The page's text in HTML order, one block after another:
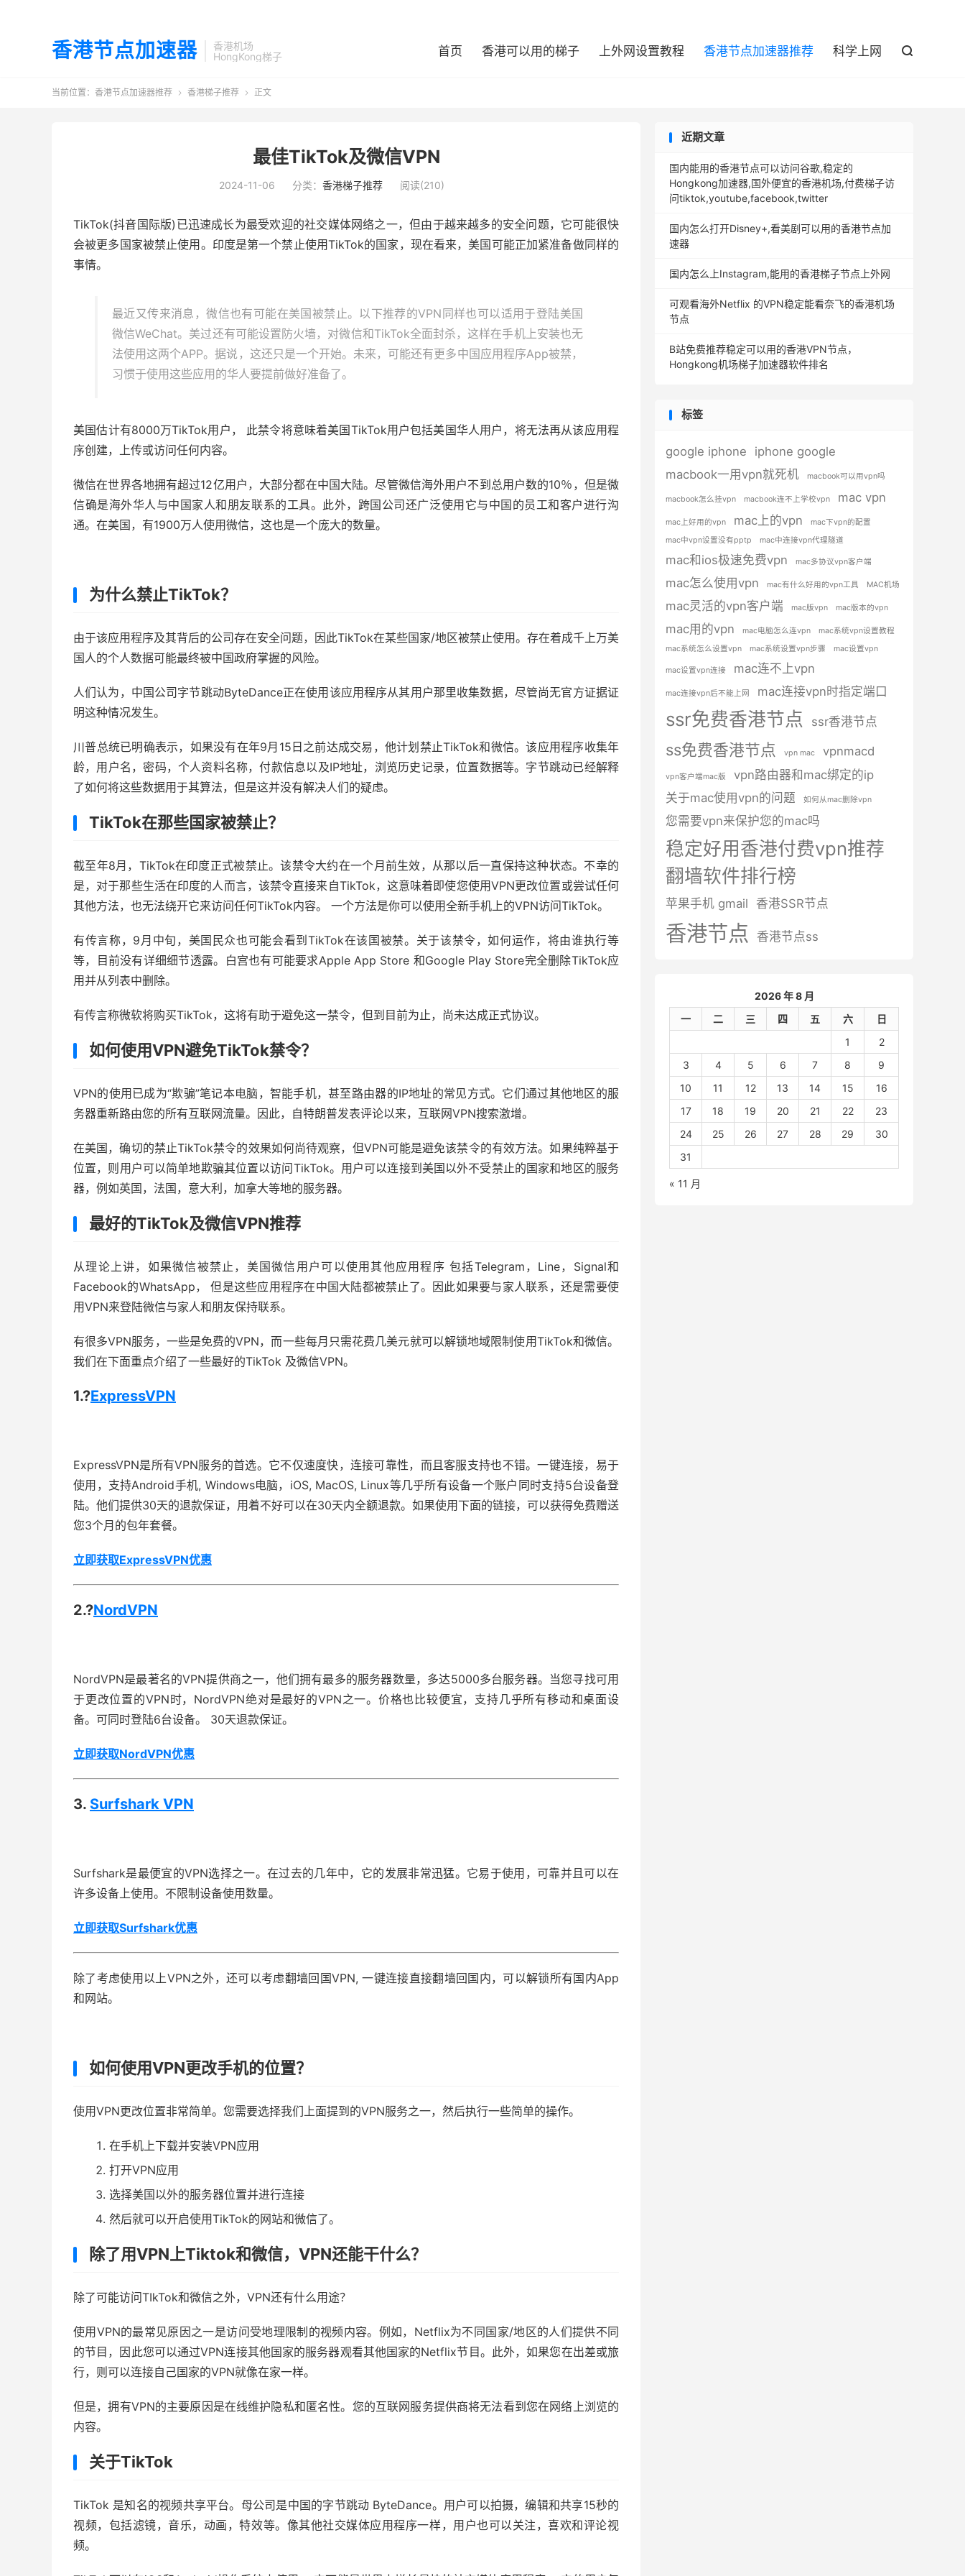
香港节点加速器
香港机场
HongKong梯子
首页 香港可以用的梯子 上外网设置教程 香港节点加速器推荐 科学上网 
当前位置： 香港节点加速器推荐  香港梯子推荐  正文
最佳TikTok及微信VPN
2024-11-06 分类： 香港梯子推荐 阅读(210)
TikTok(抖音国际版)已迅速成长为最受欢迎的社交媒体网络之一，但由于越来越多的安全问题，它可能很快
会被更多国家被禁止使用。印度是第一个禁止使用TikTok的国家，现在看来，美国可能正加紧准备做同样的
事情。
最近又传来消息，微信也有可能在美国被禁止。以下推荐的VPN同样也可以适用于登陆美国
微信WeChat。美过还有可能设置防火墙，对微信和TikTok全面封杀，这样在手机上安装也无
法使用这两个APP。据说，这还只是一个开始。未来，可能还有更多中国应用程序App被禁，
习惯于使用这些应用的华人要提前做好准备了。
美国估计有8000万TikTok用户， 此禁令将意味着美国TikTok用户包括美国华人用户，将无法再从该应用程
序创建，上传或访问任何内容。
微信在世界各地拥有超过12亿用户，大部分都在中国大陆。尽管微信海外用户不到总用户数的10％，但是微
信确是海外华人与中国家人和朋友联系的工具。此外，跨国公司还广泛使用它与中国的员工和客户进行沟
通。在美国，有1900万人使用微信，这也是一个庞大的数量。
为什么禁止TikTok？
由于该应用程序及其背后的公司存在安全问题，因此TikTok在某些国家/地区被禁止使用。存在着成千上万美
国人的个人数据可能最终被中国政府掌握的风险。
人们认为，中国公司字节跳动ByteDance正在使用该应用程序从其用户那里收集数据，尽管尚无官方证据证
明这种情况发生。
川普总统已明确表示，如果没有在年9月15日之前达成交易，他计划禁止TikTok和微信。该应用程序收集年
龄，用户名，密码，个人资料名称，付款信息以及IP地址，浏览历史记录，位置数据等。字节跳动已经解释
了如何将这些数据用于其算法，但是这并没有解决人们的疑虑。
TikTok在那些国家被禁止？
截至年8月，TikTok在印度正式被禁止。该禁令大约在一个月前生效，从那以后一直保持这种状态。不幸的
是，对于那些生活在印度的人而言，该禁令直接来自TikTok，这意味着即使您使用VPN更改位置或尝试任何
其他方法，也无法绕开它来访问任何TikTok内容。 一个方法是你可以使用全新手机上的VPN访问TikTok。
有传言称，9月中旬，美国民众也可能会看到TikTok在该国被禁。关于该禁令，如何运作，将由谁执行等
等，目前没有详细细节透露。白宫也有可能要求Apple App Store 和Google Play Store完全删除TikTok应
用并从列表中删除。
有传言称微软将购买TikTok，这将有助于避免这一禁令，但到目前为止，尚未达成正式协议。
如何使用VPN避免TikTok禁令？
VPN的使用已成为“欺骗”笔记本电脑，智能手机，甚至路由器的IP地址的常见方式。它们通过其他地区的服
务器重新路由您的所有互联网流量。因此，自特朗普发表评论以来，互联网VPN搜索激增。
在美国，确切的禁止TikTok禁令的效果如何尚待观察，但VPN可能是避免该禁令的有效方法。如果纯粹基于
位置，则用户可以简单地欺骗其位置以访问TikTok。用户可以连接到美国以外不受禁止的国家和地区的服务
器，例如英国，法国，意大利，加拿大等地的服务器。
最好的TikTok及微信VPN推荐
从理论上讲，如果微信被禁止，美国微信用户可以使用其他应用程序 包括Telegram，Line，Signal和
Facebook的WhatsApp， 但是这些应用程序在中国大陆都被禁止了。因此如果要与家人联系，还是需要使
用VPN来登陆微信与家人和朋友保持联系。
有很多VPN服务，一些是免费的VPN，而一些每月只需花费几美元就可以解锁地域限制使用TikTok和微信。
我们在下面重点介绍了一些最好的TikTok 及微信VPN。
1.?ExpressVPN
ExpressVPN是所有VPN服务的首选。它不仅速度快，连接可靠性，而且客服支持也不错。一键连接，易于
使用，支持Android手机, Windows电脑，iOS, MacOS, Linux等几乎所有设备一个账户同时支持5台设备登
陆。他们提供30天的退款保证，用着不好可以在30天内全额退款。如果使用下面的链接，可以获得免费赠送
您3个月的包年套餐。
立即获取ExpressVPN优惠
2.?NordVPN
NordVPN是最著名的VPN提供商之一，他们拥有最多的服务器数量，多达5000多台服务器。当您寻找可用
于更改位置的VPN时，NordVPN绝对是最好的VPN之一。价格也比较便宜，支持几乎所有移动和桌面设
备。可同时登陆6台设备。 30天退款保证。
立即获取NordVPN优惠
3. Surfshark VPN
Surfshark是最便宜的VPN选择之一。在过去的几年中，它的发展非常迅猛。它易于使用，可靠并且可以在
许多设备上使用。不限制设备使用数量。
立即获取Surfshark优惠
除了考虑使用以上VPN之外，还可以考虑翻墙回国VPN, 一键连接直接翻墙回国内，可以解锁所有国内App
和网站。
如何使用VPN更改手机的位置？
使用VPN更改位置非常简单。您需要选择我们上面提到的VPN服务之一，然后执行一些简单的操作。
在手机上下载并安装VPN应用
打开VPN应用
选择美国以外的服务器位置并进行连接
然后就可以开启使用TikTok的网站和微信了。
除了用VPN上Tiktok和微信，VPN还能干什么？
除了可能访问TIkTok和微信之外，VPN还有什么用途？
使用VPN的最常见原因之一是访问受地理限制的视频内容。例如，Netflix为不同国家/地区的人们提供不同
的节目，因此您可以通过VPN连接其他国家的服务器观看其他国家的Netflix节目。此外，如果您在出差或旅
行，则可以连接自己国家的VPN就像在家一样。
但是，拥有VPN的主要原因是在线维护隐私和匿名性。您的互联网服务提供商将无法看到您在网络上浏览的
内容。
关于TikTok
TikTok 是知名的视频共享平台。母公司是中国的字节跳动 ByteDance。用户可以拍摄，编辑和共享15秒的
视频，包括滤镜，音乐，动画，特效等。像其他社交媒体应用程序一样，用户也可以关注，喜欢和评论视
频。
近期文章
国内能用的香港节点可以访问谷歌,稳定的
Hongkong加速器,国外便宜的香港机场,付费梯子访
问tiktok,youtube,facebook,twitter
国内怎么打开Disney+,看美剧可以用的香港节点加
速器
国内怎么上Instagram,能用的香港梯子节点上外网
可观看海外Netflix 的VPN稳定能看奈飞的香港机场
节点
B站免费推荐稳定可以用的香港VPN节点，
Hongkong机场梯子加速器软件排名
标签
google iphone
iphone google
macbook一用vpn就死机
macbook可以用vpn吗
macbook怎么挂vpn macbook连不上学校vpn mac vpn
mac上好用的vpn mac上的vpn
mac下vpn的配置
mac中vpn设置没有pptp
mac中连接vpn代理隧道
mac和ios极速免费vpn mac多协议vpn客户端
mac怎么使用vpn mac有什么好用的vpn工具 MAC机场
mac灵活的vpn客户端 mac版vpn mac版本的vpn
mac用的vpn mac电脑怎么连vpn
mac系统vpn设置教程
mac系统怎么设置vpn
mac系统设置vpn步骤 mac设置vpn
mac设置vpn连接 mac连不上vpn
mac连接vpn后不能上网 mac连接vpn时指定端口
ssr免费香港节点 ssr香港节点
ss免费香港节点 vpn mac vpnmacd
vpn客户端mac版
vpn路由器和mac绑定的ip
关于mac使用vpn的问题
如何从mac删除vpn
您需要vpn来保护您的mac吗
稳定好用香港付费vpn推荐
翻墙软件排行榜
苹果手机 gmail 香港SSR节点
香港节点 香港节点ss
2026 年 8 月
一
二 三 四 五 六
日
1
2
3
4 5 6 7 8
9
10
11 12 13 14 15
16
17
18 19 20 21 22
23
24
25 26 27 28 29
30
31
« 11 月